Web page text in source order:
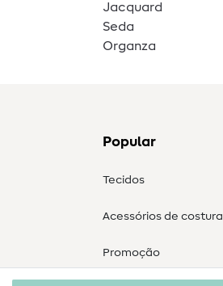
Jacquard
Seda
Organza
Popular
Tecidos
Acessórios de costura
Promoção